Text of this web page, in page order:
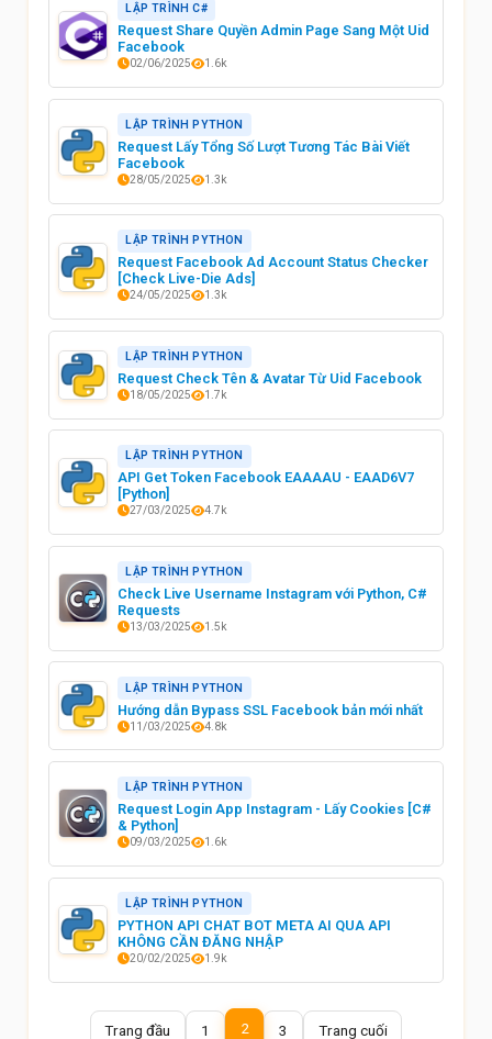
LẬP TRÌNH C#
Request Share Quyền Admin Page Sang Một Uid
Facebook
02/06/2025 1.6k
LẬP TRÌNH PYTHON
Request Lấy Tổng Số Lượt Tương Tác Bài Viết
Facebook
28/05/2025 1.3k
LẬP TRÌNH PYTHON
Request Facebook Ad Account Status Checker
[Check Live-Die Ads]
24/05/2025 1.3k
LẬP TRÌNH PYTHON
Request Check Tên & Avatar Từ Uid Facebook
18/05/2025 1.7k
LẬP TRÌNH PYTHON
API Get Token Facebook EAAAAU - EAAD6V7
[Python]
27/03/2025 4.7k
LẬP TRÌNH PYTHON
Check Live Username Instagram với Python, C#
Requests
13/03/2025 1.5k
LẬP TRÌNH PYTHON
Hướng dẫn Bypass SSL Facebook bản mới nhất
11/03/2025 4.8k
LẬP TRÌNH PYTHON
Request Login App Instagram - Lấy Cookies [C#
& Python]
09/03/2025 1.6k
LẬP TRÌNH PYTHON
PYTHON API CHAT BOT META AI QUA API
KHÔNG CẦN ĐĂNG NHẬP
20/02/2025 1.9k
Trang đầu 1 2 3 Trang cuối